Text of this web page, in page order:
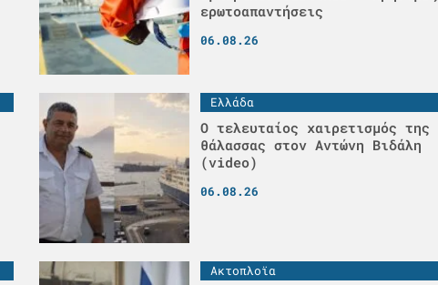
ερωτοαπαντήσεις
06.08.26
Ελλάδα
Ο τελευταίος χαιρετισμός της
θάλασσας στον Αντώνη Βιδάλη
(video)
06.08.26
Ακτοπλοϊα